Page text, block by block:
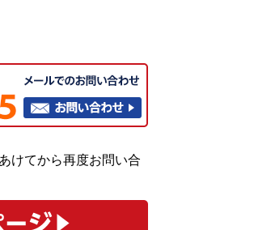
けてから再度お問い合